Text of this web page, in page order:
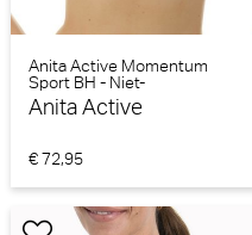
Anita Active Momentum
Sport BH - Niet-
voorgevormd (Wit)
Anita Active
€ 72,95